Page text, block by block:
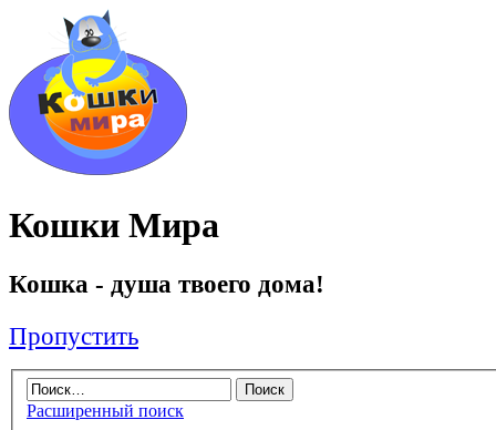
Кошки Мира
Кошка - душа твоего дома!
Пропустить
Расширенный поиск